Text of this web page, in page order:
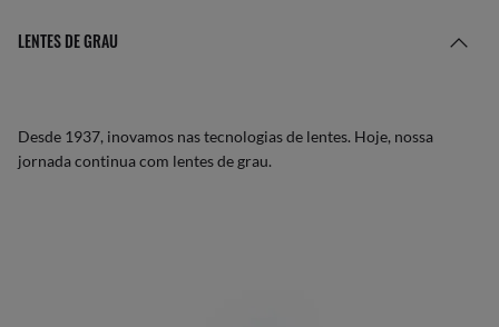
LENTES DE GRAU
Desde 1937, inovamos nas tecnologias de lentes. Hoje, nossa
jornada continua com lentes de grau.